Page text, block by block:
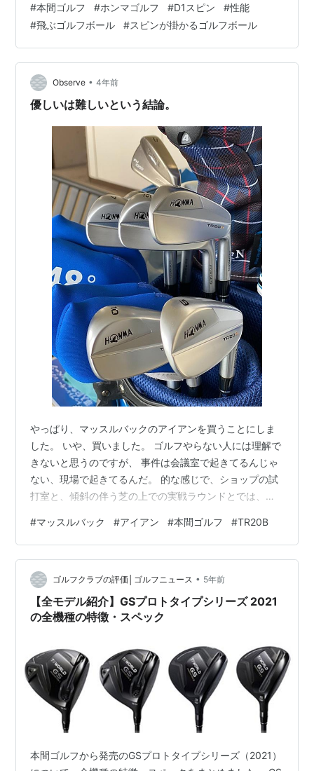
ゲームスピン性能 ☆☆☆ 打感 ソフト カラーはホワイト
の他に発色の良いイエロー、グリーンの3色展開 D1ボー
ルはカバー素材はアイオノマーでしたが、D1 SPINはウ
レタンカバー素材となっていて2ピース構造。ボール同士
を擦り合わせてみるとかなり粘り気のあ…
#本間ゴルフ #ホンマゴルフ #D1スピン #性能
#飛ぶゴルフボール #スピンが掛かるゴルフボール
Observe • 4年前
優しいは難しいという結論。
やっぱり、マッスルバックのアイアンを買うことにしま
した。 いや、買いました。 ゴルフやらない人には理解で
きないと思うのですが、 事件は会議室で起きてるんじゃ
ない、現場で起きてるんだ。 的な感じで、ショップの試
打室と、傾斜の伴う芝の上での実戦ラウンドとでは、全
ら買い替えする人が多く、中古のゴルフショップが流行
るんです。 優しいアイアンは逆に難しい。 昨年11月にフ
ィッティングしてもらい、 いわゆる「優しいアイアン
（ポケットキャビティ）」を買ってみたのですが、 ここ
にきてヘッドスピードが上がってきてしまい、 本来の自
分であれば5番アイアンで170…
#マッスルバック #アイアン #本間ゴルフ #TR20B
ゴルフクラブの評価│ゴルフニュース • 5年前
【全モデル紹介】GSプロトタイプシリーズ 2021
の全機種の特徴・スペック
本間ゴルフから発売のGSプロトタイプシリーズ（2021）